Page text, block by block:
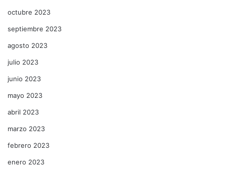
octubre 2023
septiembre 2023
agosto 2023
julio 2023
junio 2023
mayo 2023
abril 2023
marzo 2023
febrero 2023
enero 2023